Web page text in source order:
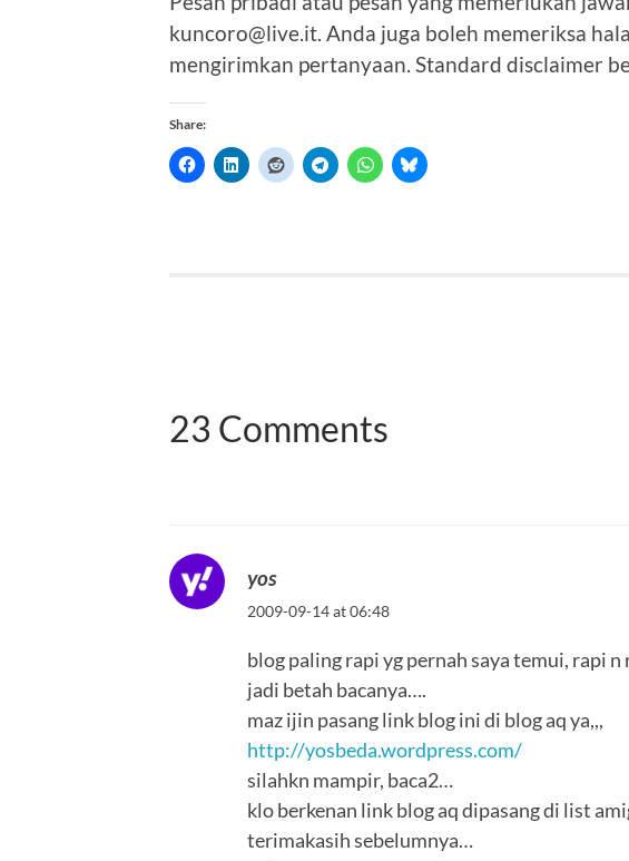
kuncoro@live.it. Anda juga boleh memeriksa
mengirimkan pertanyaan. Standard disclaimer
Share:
23 Comments
yos
2009-09-14 at 06:48
blog paling rapi yg pernah saya temui, rapi
jadi betah bacanya….
maz ijin pasang link blog ini di blog aq ya,,,
http://yosbeda.wordpress.com/
silahkn mampir, baca2…
klo berkenan link blog aq dipasang di list
terimakasih sebelumnya…